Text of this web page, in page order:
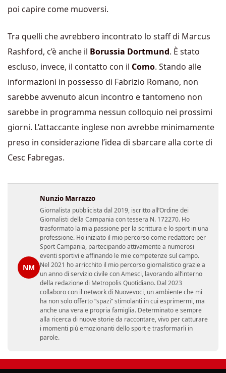
poi capire come muoversi.
Tra quelli che avrebbero incontrato lo staff di Marcus
Rashford, c’è anche il Borussia Dortmund. È stato
escluso, invece, il contatto con il Como. Stando alle
informazioni in possesso di Fabrizio Romano, non
sarebbe avvenuto alcun incontro e tantomeno non
sarebbe in programma nessun colloquio nei prossimi
giorni. L’attaccante inglese non avrebbe minimamente
preso in considerazione l’idea di sbarcare alla corte di
Cesc Fabregas.
NM
Nunzio Marrazzo
Giornalista pubblicista dal 2019, iscritto all’Ordine dei
Giornalisti della Campania con tessera N. 172270. Ho
trasformato la mia passione per la scrittura e lo sport in una
professione. Ho iniziato il mio percorso come redattore per
Sport Campania, partecipando attivamente a numerosi
eventi sportivi e affinando le mie competenze sul campo.
Nel 2021 ho arricchito il mio percorso giornalistico grazie a
un anno di servizio civile con Amesci, lavorando all’interno
della redazione di Metropolis Quotidiano. Dal 2023
collaboro con il network di Nuovevoci, un ambiente che mi
ha non solo offerto “spazi” stimolanti in cui esprimermi, ma
anche una vera e propria famiglia. Determinato e sempre
alla ricerca di nuove storie da raccontare, vivo per catturare
i momenti più emozionanti dello sport e trasformarli in
parole.